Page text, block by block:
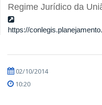
Regime Jurídico da
https://
02/10/2014
10:20